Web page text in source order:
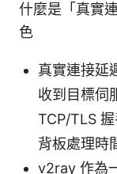
什麼是「真實
色
真實連接延
收到目標伺
TCP/TLS
背板處理時
v2ray 作為